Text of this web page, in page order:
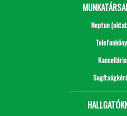
Neptun
Kancellária